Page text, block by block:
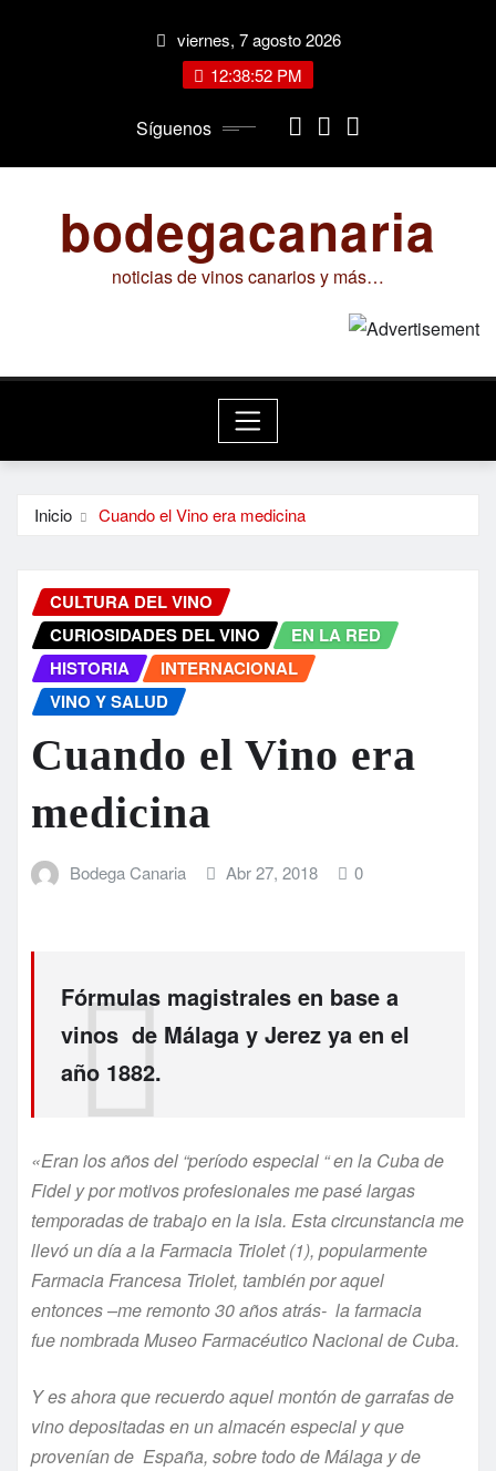
viernes, 7 agosto 2026
12:38:52 PM
Síguenos
bodegacanaria
noticias de vinos canarios y más…
Inicio Cuando el Vino era medicina
CULTURA DEL VINO
CURIOSIDADES DEL VINO
EN LA RED
HISTORIA
INTERNACIONAL
VINO Y SALUD
Cuando el Vino era
medicina
Bodega Canaria Abr 27, 2018 0
Fórmulas magistrales en base a
vinos de Málaga y Jerez ya en el
año 1882.
«Eran los años del “período especial “ en la Cuba de
Fidel y pormotivos profesionalesme pasé largas
temporadas de trabajo en la isla. Esta circunstancia me
llevó un día a la Farmacia Triolet (1), popularmente
Farmacia Francesa Triolet, también por aquel
entonces–me remonto 30 años atrás- la farmacia
fuenombrada Museo Farmacéutico Nacional de Cuba.
Y es ahora que recuerdo aquel montón de garrafas de
vino depositadas en un almacén especial y que
provenían de España, sobre todo de Málaga y de